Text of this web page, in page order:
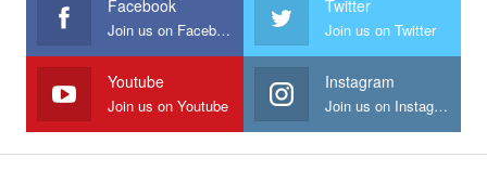
Facebook
Join us on Facebook
Twitter
Join us on Twitter
Youtube
Join us on Youtube
Instagram
Join us on Instagram